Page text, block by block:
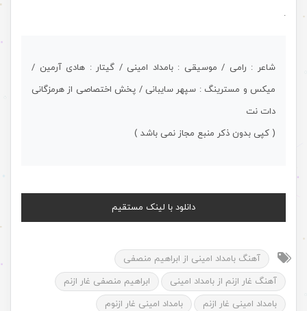
.
شاعر : رامی / موسیقی : بامداد امینی / گیتار : هادی آرمین /
میکس و مسترینگ : سپهر سایبانی / پخش اختصاصی از هرمزگانی
دات نت
( کپی بدون ذکر منبع مجاز نمی باشد )
دانلود با لینک مستقیم
آهنگ بامداد امینی از ابراهیم منصفی
آهنگ غار ازنم از بامداد امینی
ابراهیم منصفی غار ازنم
بامداد امینی غار ازنم
بامداد امینی غار ازنوم